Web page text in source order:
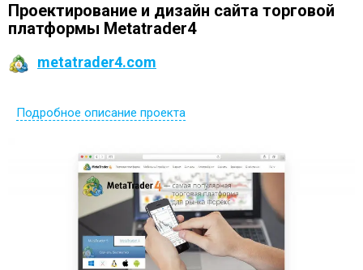
Проектирование и дизайн сайта торговой
платформы Metatrader4
metatrader4.com
Подробное описание проекта